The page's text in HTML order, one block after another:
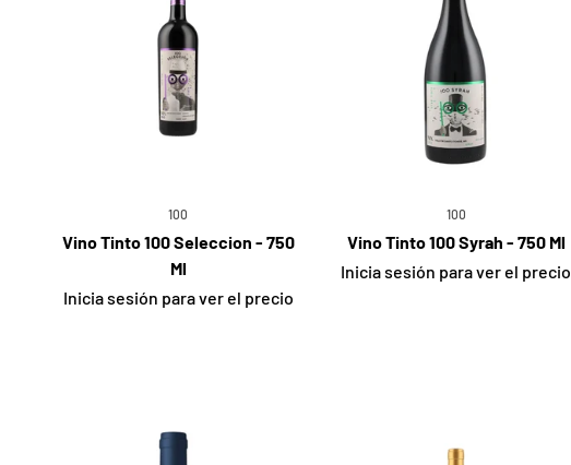
100
Vino Tinto 100 Seleccion - 750
Ml
Inicia sesión para ver el precio
100
Vino Tinto 100 Syrah - 750 Ml
Inicia sesión para ver el precio